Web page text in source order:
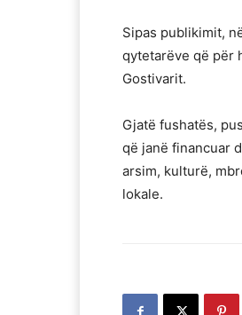
Sipas publikimit,
qytetarëve që për
Gostivarit.
Gjatë fushatës,
që janë financuar
arsim, kulturë,
lokale.